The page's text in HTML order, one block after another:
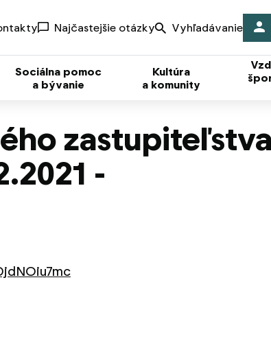
Najčastejšie otázky Vyhľadávanie
Sociálna pomoc
a bývanie
Kultúra
a komunity
-